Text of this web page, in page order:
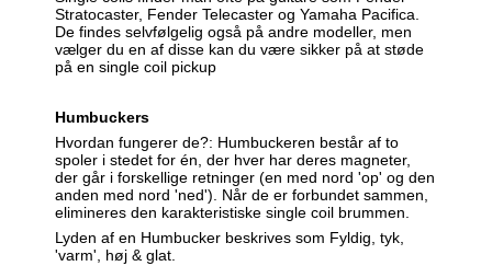
Stratocaster, Fender Telecaster og Yamaha Pacifica.
De findes selvfølgelig også på andre modeller, men
vælger du en af disse kan du være sikker på at støde
på en single coil pickup
Humbuckers
Hvordan fungerer de?: Humbuckeren består af to
spoler i stedet for én, der hver har deres magneter,
der går i forskellige retninger (en med nord 'op' og den
anden med nord 'ned'). Når de er forbundet sammen,
elimineres den karakteristiske single coil brummen.
Lyden af en Humbucker beskrives som Fyldig, tyk,
'varm', høj & glat.